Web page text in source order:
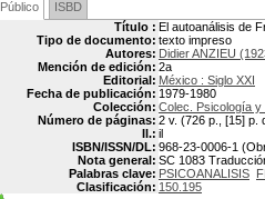
Público
ISBD
Título : El autoanálisis de
Tipo de documento: texto impreso
Autores: Didier ANZIEU
Mención de edición: 2a
Editorial: México : Siglo XXI
Fecha de publicación: 1979-1980
Colección: Colec. Psicología y
Número de páginas: 2 v. (726 p., [15] p.
Il.: il
ISBN/ISSN/DL: 968-23-0006-1
Nota general: SC 1083
Palabras clave: PSICOANALISIS
Clasificación: 150.195